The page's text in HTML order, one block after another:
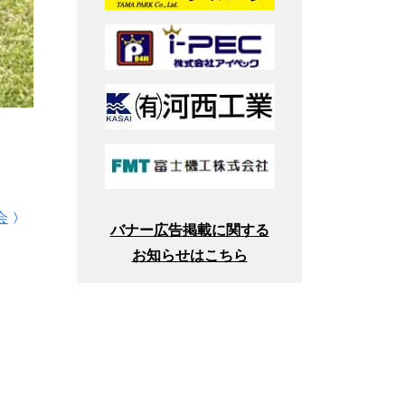
バナー広告掲載に関する
お知らせはこちら